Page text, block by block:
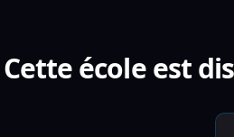
Cette école est